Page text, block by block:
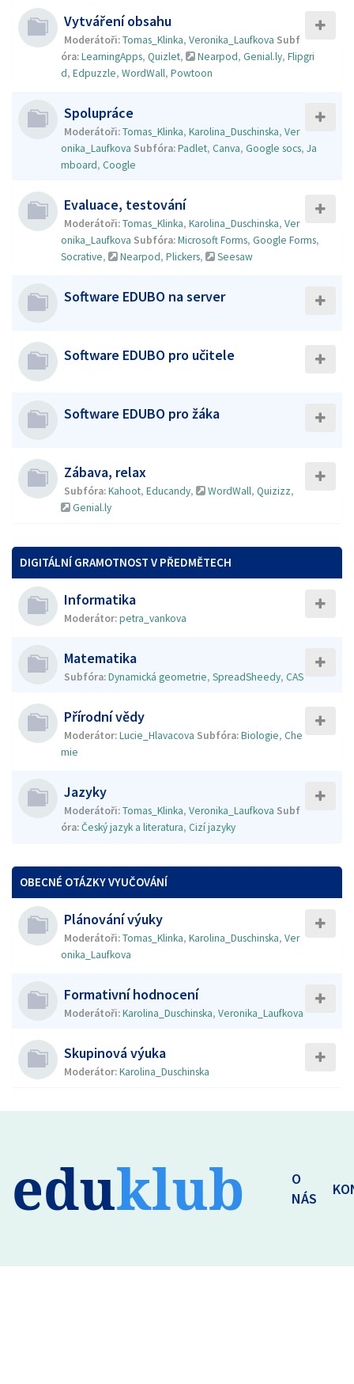
Vytváření obsahu
Moderátoři:Tomas_Klinka, Veronika_Laufkova Subf
óra:LearningApps, Quizlet, Nearpod, Genial.ly, Flipgri
d, Edpuzzle, WordWall, Powtoon
Spolupráce
Moderátoři:Tomas_Klinka, Karolina_Duschinska, Ver
onika_Laufkova Subfóra:Padlet, Canva, Google socs, Ja
mboard, Coogle
Evaluace, testování
Moderátoři:Tomas_Klinka, Karolina_Duschinska, Ver
onika_Laufkova Subfóra:Microsoft Forms, Google Forms,
Socrative, Nearpod, Plickers, Seesaw
Software EDUBO na server
Software EDUBO pro učitele
Software EDUBO pro žáka
Zábava, relax
Subfóra:Kahoot, Educandy, WordWall, Quizizz,
Genial.ly
DIGITÁLNÍ GRAMOTNOST V PŘEDMĚTECH
Informatika
Moderátor:petra_vankova
Matematika
Subfóra:Dynamická geometrie, SpreadSheedy, CAS
Přírodní vědy
Moderátor:Lucie_Hlavacova Subfóra:Biologie, Che
mie
Jazyky
Moderátoři:Tomas_Klinka, Veronika_Laufkova Subf
óra:Český jazyk a literatura, Cizí jazyky
OBECNÉ OTÁZKY VYUČOVÁNÍ
Plánování výuky
Moderátoři:Tomas_Klinka, Karolina_Duschinska, Ver
onika_Laufkova
Formativní hodnocení
Moderátoři:Karolina_Duschinska, Veronika_Laufkova
Skupinová výuka
Moderátor:Karolina_Duschinska
eduklub
O
NÁS